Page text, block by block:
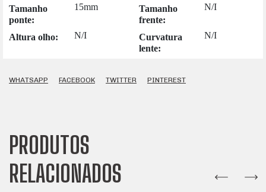
Tamanho
ponte:
15mm
Tamanho
frente:
N/I
Altura olho: N/I
Curvatura
lente:
N/I
WHATSAPP FACEBOOK TWITTER PINTEREST
PRODUTOS
RELACIONADOS